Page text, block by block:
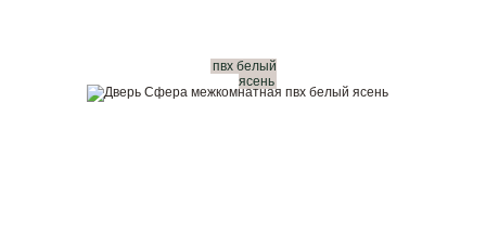
пвх белый
ясень